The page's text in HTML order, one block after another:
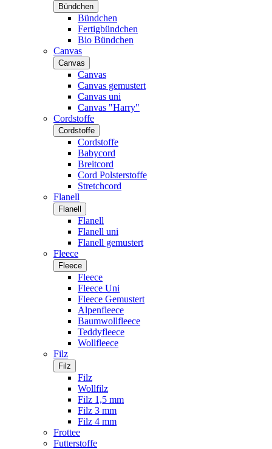
Bündchen
Bündchen
Fertigbündchen
Bio Bündchen
Canvas
Canvas
Canvas
Canvas gemustert
Canvas uni
Canvas "Harry"
Cordstoffe
Cordstoffe
Cordstoffe
Babycord
Breitcord
Cord Polsterstoffe
Stretchcord
Flanell
Flanell
Flanell
Flanell uni
Flanell gemustert
Fleece
Fleece
Fleece
Fleece Uni
Fleece Gemustert
Alpenfleece
Baumwollfleece
Teddyfleece
Wollfleece
Filz
Filz
Filz
Wollfilz
Filz 1,5 mm
Filz 3 mm
Filz 4 mm
Frottee
Futterstoffe